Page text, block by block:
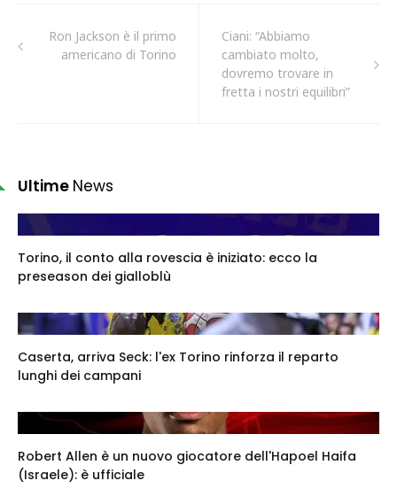
Ron Jackson è il primo
americano di Torino
Ciani: “Abbiamo
cambiato molto,
dovremo trovare in
fretta i nostri equilibri”
Ultime News
Torino, il conto alla rovescia è iniziato: ecco la
preseason dei gialloblù
Caserta, arriva Seck: l'ex Torino rinforza il reparto
lunghi dei campani
Robert Allen è un nuovo giocatore dell'Hapoel Haifa
(Israele): è ufficiale